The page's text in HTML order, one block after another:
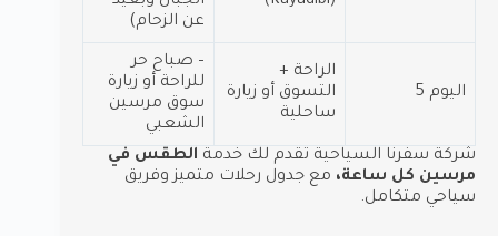
عن الزحام)
اليوم 5
الراحة +
التسوق أو زيارة
ساحلية
– صباح حر
للراحة أو زيارة
سوق مرسين
الشعبي
شركة سفرنا السياحية تقدم لك خدمة الطقس في
مرسين كل ساعة، مع جدول رحلات متميز وفريق
سياحي متكامل.